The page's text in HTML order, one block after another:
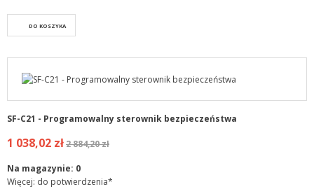
DO KOSZYKA
SF-C21 - Programowalny sterownik bezpieczeństwa
1 038,02 zł2 884,20 zł
Na magazynie: 0
Więcej: do potwierdzenia*